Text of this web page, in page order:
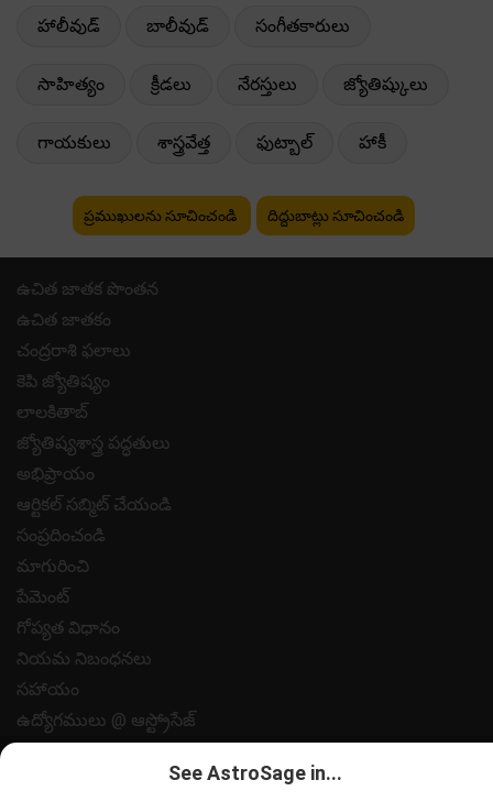
హాలీవుడ్ బాలీవుడ్ సంగీతకారులు
సాహిత్యం క్రీడలు నేరస్తులు జ్యోతిష్కులు
గాయకులు శాస్త్రవేత్త ఫుట్బాల్ హాకీ
ప్రముఖులను సూచించండి దిద్దుబాట్లు సూచించండి
ఉచిత జాతక పొంతన
ఉచిత జాతకం
చంద్రరాశి ఫలాలు
కెపి జ్యోతిష్యం
లాలకితాబ్
జ్యోతిష్యశాస్త్ర పద్ధతులు
అభిప్రాయం
ఆర్టికల్ సబ్మిట్ చేయండి
సంప్రదించండి
మాగురించి
పేమెంట్
గోప్యత విధానం
నియమ నిబంధనలు
సహాయం
ఉద్యోగములు @ ఆస్ట్రోసేజ్
All copyrights reserved 2025
AstroSage.com
See AstroSage in...